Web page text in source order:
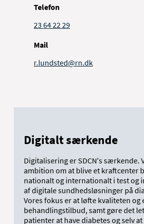
Telefon
23 64 22 29
Mail
r.lundsted@rn.dk
Digitalt særkende
Digitalisering er SDCN's særkende.
ambition om at blive et kraftcenter
nationalt og internationalt i test og
af digitale sundhedsløsninger på
Vores fokus er at løfte kvaliteten og
behandlingstilbud, samt gøre det
patienter at have diabetes og selv